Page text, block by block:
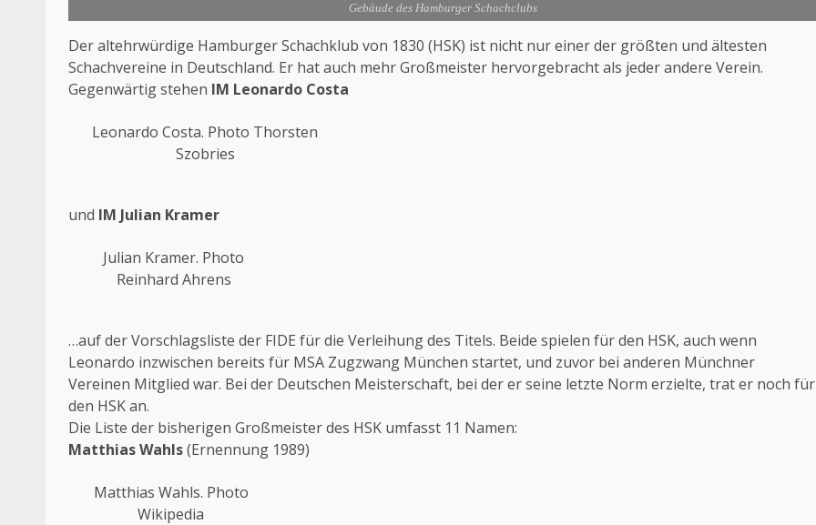
Gebäude des Hamburger Schachclubs
Der altehrwürdige Hamburger Schachklub von 1830 (HSK) ist nicht nur einer der größten und ältesten
Schachvereine in Deutschland. Er hat auch mehr Großmeister hervorgebracht als jeder andere Verein.
Gegenwärtig stehen IM Leonardo Costa
Leonardo Costa. Photo Thorsten
Szobries
und IM Julian Kramer
Julian Kramer. Photo
Reinhard Ahrens
…auf der Vorschlagsliste der FIDE für die Verleihung des Titels. Beide spielen für den HSK, auch wenn
Leonardo inzwischen bereits für MSA Zugzwang München startet, und zuvor bei anderen Münchner
Vereinen Mitglied war. Bei der Deutschen Meisterschaft, bei der er seine letzte Norm erzielte, trat er noch für
den HSK an.
Die Liste der bisherigen Großmeister des HSK umfasst 11 Namen:
Matthias Wahls(Ernennung 1989)
Matthias Wahls. Photo
Wikipedia